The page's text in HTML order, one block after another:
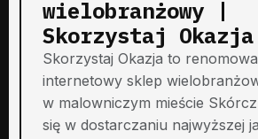
wielobranżowy |
Skorzystaj Okazja
Skorzystaj Okazja to
internetowy sklep
w malowniczym mieście
się w dostarczaniu najwyższej